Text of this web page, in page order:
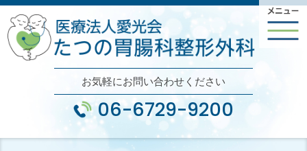
お気軽にお問い合わせください
06-6729-9200